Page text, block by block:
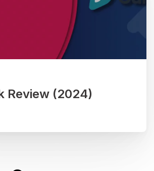
Review (2024)